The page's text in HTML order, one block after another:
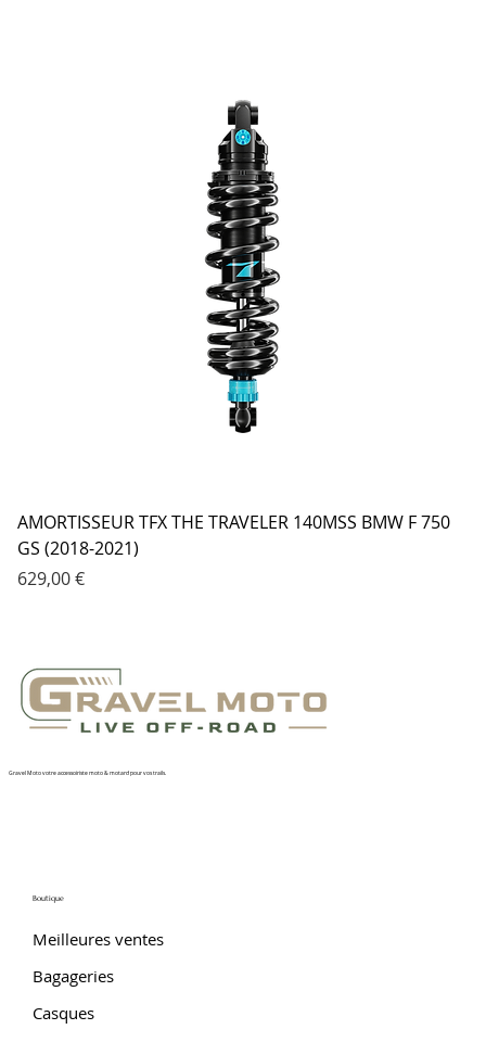
AMORTISSEUR TFX THE TRAVELER 140MSS BMW F 750
GS (2018-2021)
Prix
629,00 €
Gravel Moto votre accessoiriste moto & motard pour vos trails.
Boutique
Meilleures ventes
Bagageries
Casques